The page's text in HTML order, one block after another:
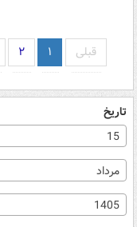
قبلی ۱ ۲
تاریخ
15
مرداد
1405